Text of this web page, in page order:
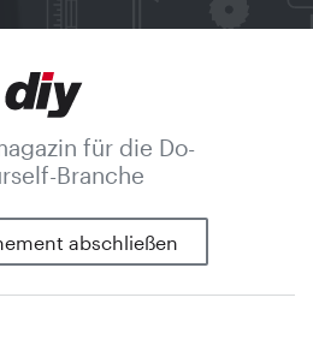
für die Do-
Branche
abschließen